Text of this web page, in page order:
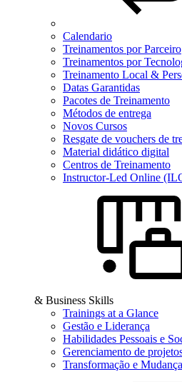
Calendario
Treinamentos por Parceiro
Treinamentos por
Treinamento Local &
Datas Garantidas
Pacotes de Treinamento
Métodos de entrega
Novos Cursos
Resgate de vouchers de
Material didático digital
Centros de Treinamento
Instructor-Led Online
& Business Skills
Trainings at a Glance
Gestão e Liderança
Habilidades Pessoais e
Gerenciamento de
Transformação e